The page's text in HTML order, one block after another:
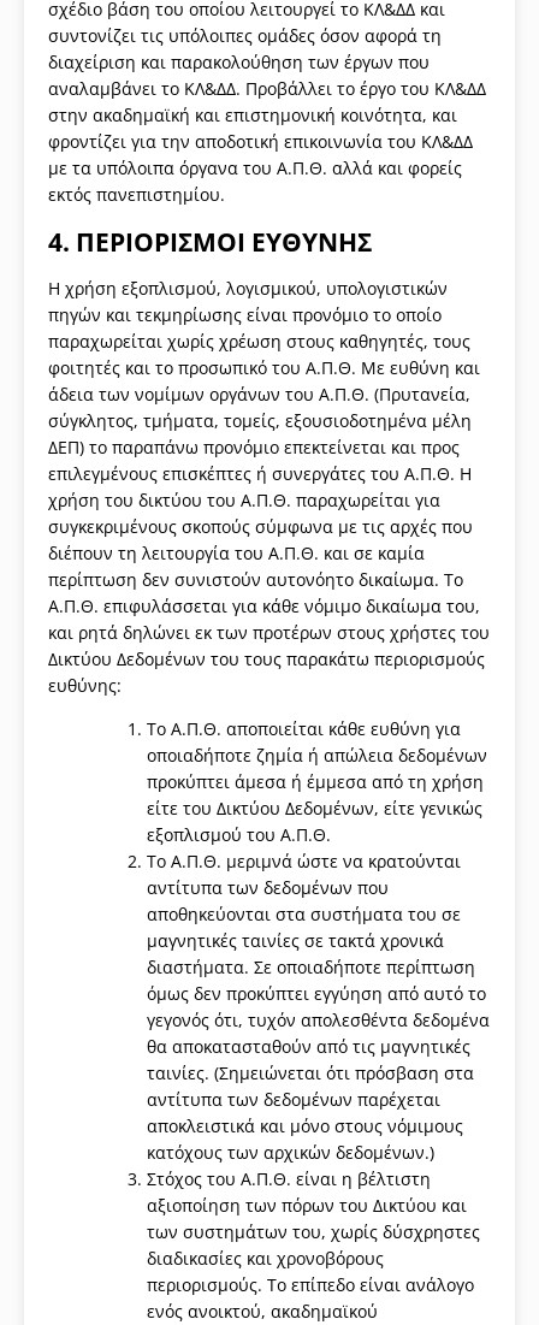
σχέδιο βάση του οποίου λειτουργεί το ΚΛ&ΔΔ και
συντονίζει τις υπόλοιπες ομάδες όσον αφορά τη
διαχείριση και παρακολούθηση των έργων που
αναλαμβάνει το ΚΛ&ΔΔ. Προβάλλει το έργο του ΚΛ&ΔΔ
στην ακαδημαϊκή και επιστημονική κοινότητα, και
φροντίζει για την αποδοτική επικοινωνία του ΚΛ&ΔΔ
με τα υπόλοιπα όργανα του Α.Π.Θ. αλλά και φορείς
εκτός πανεπιστημίου.
4. ΠΕΡΙΟΡΙΣΜΟΙ ΕΥΘΥΝΗΣ
Η χρήση εξοπλισμού, λογισμικού, υπολογιστικών
πηγών και τεκμηρίωσης είναι προνόμιο το οποίο
παραχωρείται χωρίς χρέωση στους καθηγητές, τους
φοιτητές και το προσωπικό του Α.Π.Θ. Με ευθύνη και
άδεια των νομίμων οργάνων του Α.Π.Θ. (Πρυτανεία,
σύγκλητος, τμήματα, τομείς, εξουσιοδοτημένα μέλη
ΔΕΠ) το παραπάνω προνόμιο επεκτείνεται και προς
επιλεγμένους επισκέπτες ή συνεργάτες του Α.Π.Θ. Η
χρήση του δικτύου του Α.Π.Θ. παραχωρείται για
συγκεκριμένους σκοπούς σύμφωνα με τις αρχές που
διέπουν τη λειτουργία του Α.Π.Θ. και σε καμία
περίπτωση δεν συνιστούν αυτονόητο δικαίωμα. Το
Α.Π.Θ. επιφυλάσσεται για κάθε νόμιμο δικαίωμα του,
και ρητά δηλώνει εκ των προτέρων στους χρήστες του
Δικτύου Δεδομένων του τους παρακάτω περιορισμούς
ευθύνης:
Το Α.Π.Θ. αποποιείται κάθε ευθύνη για
οποιαδήποτε ζημία ή απώλεια δεδομένων
προκύπτει άμεσα ή έμμεσα από τη χρήση
είτε του Δικτύου Δεδομένων, είτε γενικώς
εξοπλισμού του Α.Π.Θ.
Το Α.Π.Θ. μεριμνά ώστε να κρατούνται
αντίτυπα των δεδομένων που
αποθηκεύονται στα συστήματα του σε
μαγνητικές ταινίες σε τακτά χρονικά
διαστήματα. Σε οποιαδήποτε περίπτωση
όμως δεν προκύπτει εγγύηση από αυτό το
γεγονός ότι, τυχόν απολεσθέντα δεδομένα
θα αποκατασταθούν από τις μαγνητικές
ταινίες. (Σημειώνεται ότι πρόσβαση στα
αντίτυπα των δεδομένων παρέχεται
αποκλειστικά και μόνο στους νόμιμους
κατόχους των αρχικών δεδομένων.)
Στόχος του Α.Π.Θ. είναι η βέλτιστη
αξιοποίηση των πόρων του Δικτύου και
των συστημάτων του, χωρίς δύσχρηστες
διαδικασίες και χρονοβόρους
περιορισμούς. Το επίπεδο είναι ανάλογο
ενός ανοικτού, ακαδημαϊκού